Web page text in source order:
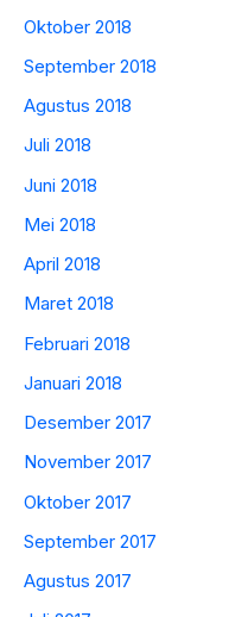
Oktober 2018
September 2018
Agustus 2018
Juli 2018
Juni 2018
Mei 2018
April 2018
Maret 2018
Februari 2018
Januari 2018
Desember 2017
November 2017
Oktober 2017
September 2017
Agustus 2017